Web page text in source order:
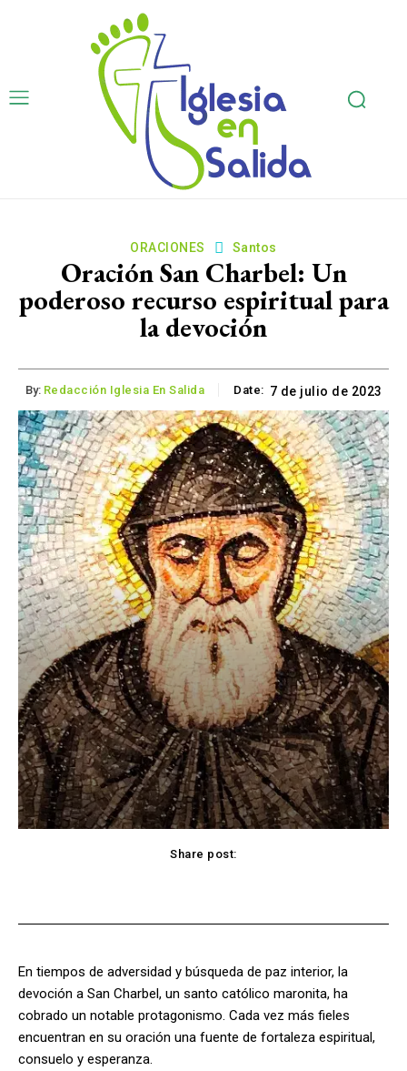
ORACIONES Santos
Oración San Charbel: Un
poderoso recurso espiritual para
la devoción
By: Redacción Iglesia En Salida Date: 7 de julio de 2023
Share post:
En tiempos de adversidad y búsqueda de paz interior, la
devoción a San Charbel, un santo católico maronita, ha
cobrado un notable protagonismo. Cada vez más fieles
encuentran en su oración una fuente de fortaleza espiritual,
consuelo y esperanza.